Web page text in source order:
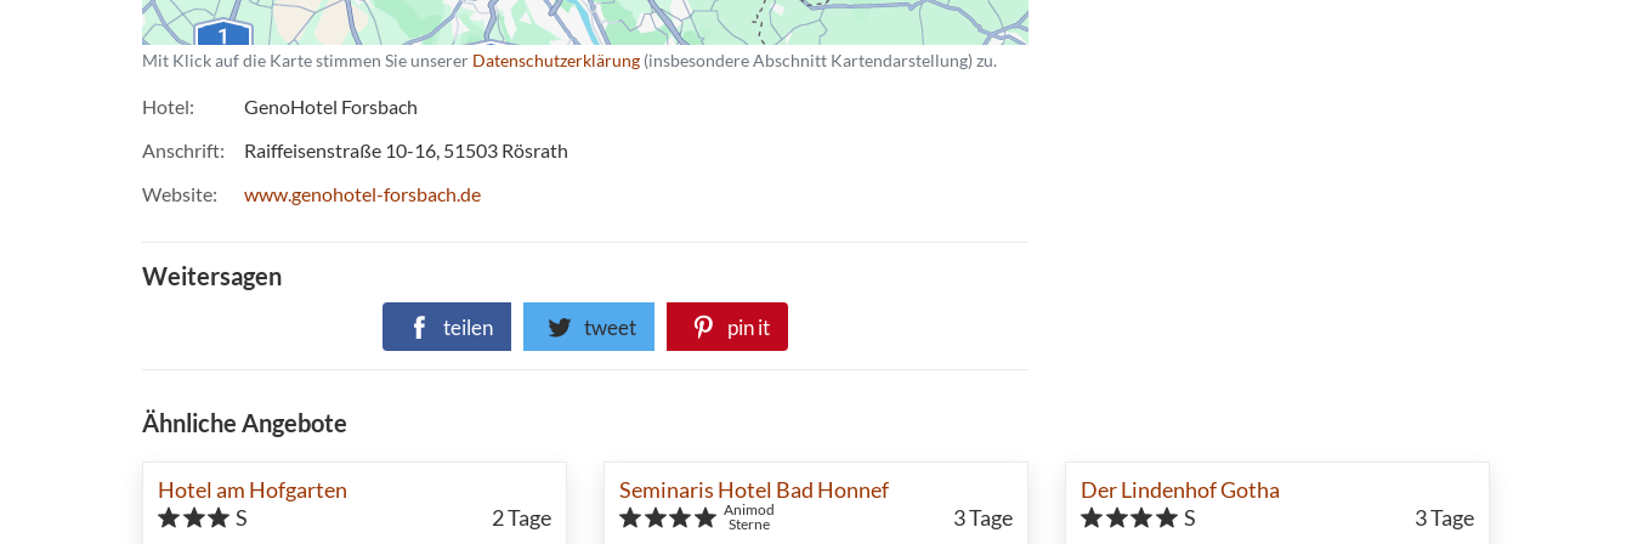
Mit Klick auf die Karte stimmen Sie unserer Datenschutzerklärung (insbesondere Abschnitt Kartendarstellung) zu.
Hotel
GenoHotel Forsbach
Anschrift
Raiffeisenstraße 10-16 51503 Rösrath
Website
www.genohotel-forsbach.de
Weitersagen
teilen tweet pin it
Ähnliche Angebote
Hotel am Hofgarten
S
2Tage
Seminaris Hotel Bad Honnef
Animod
Sterne
3Tage
Der Lindenhof Gotha
S
3Tage